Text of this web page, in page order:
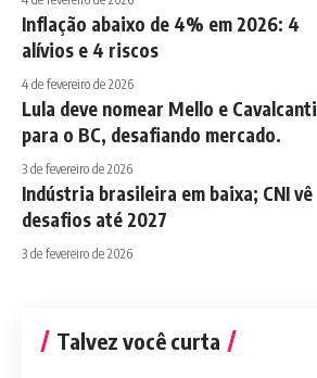
Inflação abaixo de 4% em 2026: 4
alívios e 4 riscos
4 de fevereiro de 2026
Lula deve nomear Mello e Cavalcanti
para o BC, desafiando mercado.
3 de fevereiro de 2026
Indústria brasileira em baixa; CNI vê
desafios até 2027
3 de fevereiro de 2026
Talvez você curta